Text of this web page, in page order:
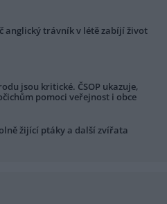
anglický trávník v létě zabíjí život
jsou kritické. ČSOP ukazuje,
pomoci veřejnost i obce
žijící ptáky a další zvířata